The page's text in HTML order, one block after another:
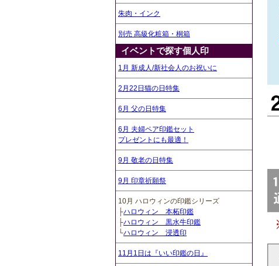
朱肉・インク
別売 高級化粧箱・桐箱
イベントで探す個人印
1月 新成人/新社会人のお祝いに
2月22日猫の日特集
6月 父の日特集
6月 夫婦ペア印鑑セット
プレゼントにも最適！
9月 敬老の日特集
9月 印章祈願祭
10月 ハロウィンの印鑑シリーズ
├ハロウィン 本柘印鑑
├ハロウィン 黒水牛印鑑
└ハロウィン 浸透印
11月1日は『いい印鑑の日』